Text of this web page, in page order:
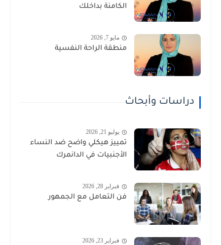
الكامنة بداخلك
مايو 7, 2026
منطقة الراحة النفسية
دراسات وأبحاث
يوليو 21, 2026
تمييز هيكلي واضح ضد النساء
الأجنبيات في الدانمرك
فبراير 28, 2026
فن التعامل مع الجمهور
فبراير 23, 2026